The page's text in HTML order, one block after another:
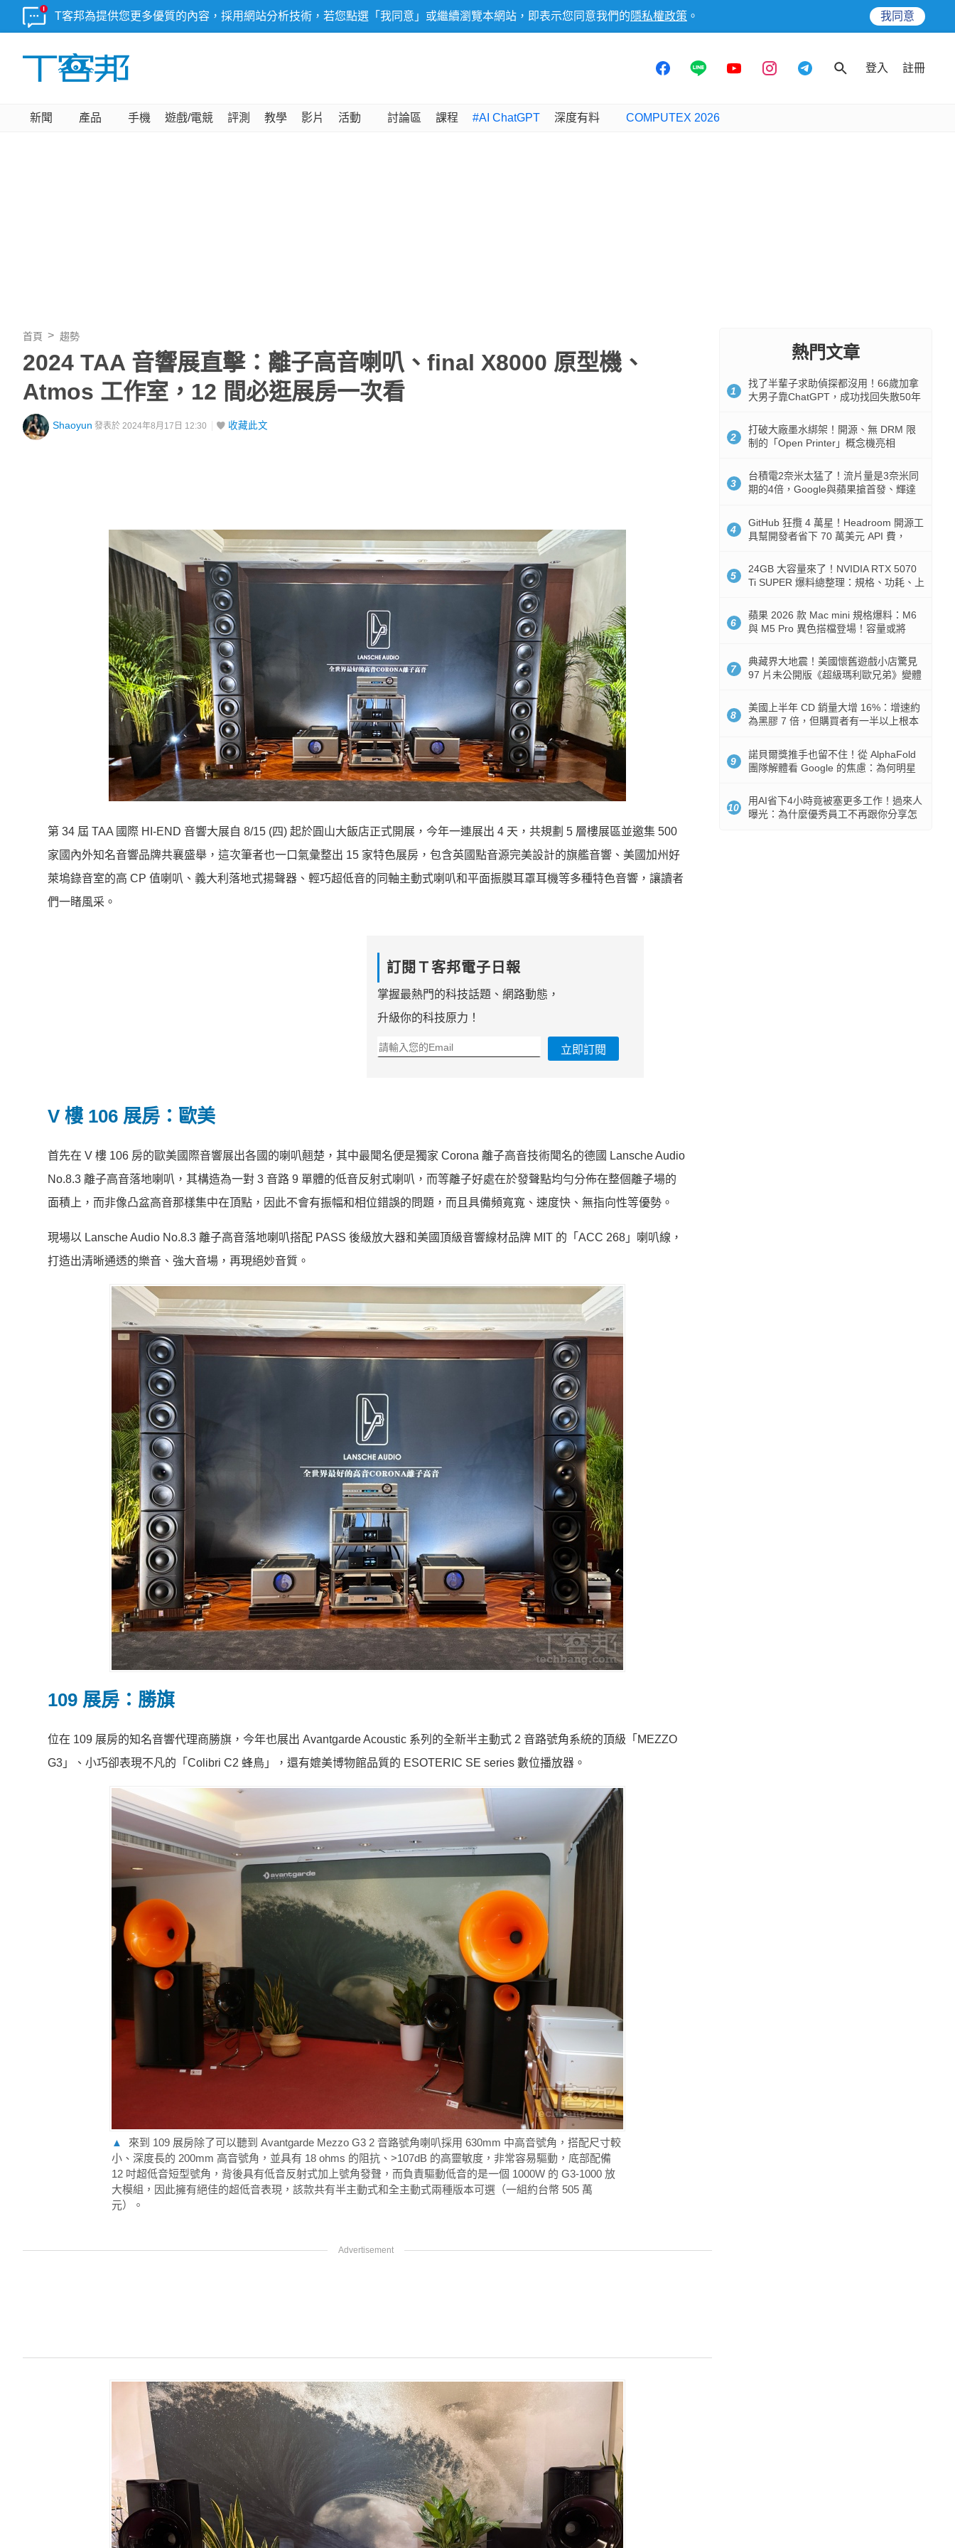
T客邦為提供您更多優質的內容，採用網站分析技術，若您點選「我同意」或繼續瀏覽本網站，即表示您同意我們的 隱私權政策 。 我同意
登入 註冊
新聞 產品 手機 遊戲/電競 評測 教學 影片 活動 討論區 課程 #AI ChatGPT 深度有料 COMPUTEX 2026
首頁 趨勢
2024 TAA 音響展直擊：離子高音喇叭、final X8000 原型機、
Atmos 工作室，12 間必逛展房一次看
Shaoyun 發表於 2024年8月17日 12:30 收藏此文
第 34 屆 TAA 國際 HI-END 音響大展自 8/15 (四) 起於圓山大飯店正式開展，今年一連展出 4 天，共規劃 5 層樓展區並邀集 500
家國內外知名音響品牌共襄盛舉，這次筆者也一口氣彙整出 15 家特色展房，包含英國點音源完美設計的旗艦音響、美國加州好
萊塢錄音室的高 CP 值喇叭、義大利落地式揚聲器、輕巧超低音的同軸主動式喇叭和平面振膜耳罩耳機等多種特色音響，讓讀者
們一睹風采。
訂閱Ｔ客邦電子日報
掌握最熱門的科技話題、網路動態，
升級你的科技原力！
立即訂閱
V 樓 106 展房：歐美
首先在 V 樓 106 房的歐美國際音響展出各國的喇叭翹楚，其中最聞名便是獨家 Corona 離子高音技術聞名的德國 Lansche Audio
No.8.3 離子高音落地喇叭，其構造為一對 3 音路 9 單體的低音反射式喇叭，而等離子好處在於發聲點均勻分佈在整個離子場的
面積上，而非像凸盆高音那樣集中在頂點，因此不會有振幅和相位錯誤的問題，而且具備頻寬寬、速度快、無指向性等優勢。
現場以 Lansche Audio No.8.3 離子高音落地喇叭搭配 PASS 後級放大器和美國頂級音響線材品牌 MIT 的「ACC 268」喇叭線，
打造出清晰通透的樂音、強大音場，再現絕妙音質。
109 展房：勝旗
位在 109 展房的知名音響代理商勝旗，今年也展出 Avantgarde Acoustic 系列的全新半主動式 2 音路號角系統的頂級「MEZZO
G3」、小巧卻表現不凡的「Colibri C2 蜂鳥」，還有媲美博物館品質的 ESOTERIC SE series 數位播放器。
▲
來到 109 展房除了可以聽到 Avantgarde Mezzo G3 2 音路號角喇叭採用 630mm 中高音號角，搭配尺寸較
小、深度長的 200mm 高音號角，並具有 18 ohms 的阻抗、>107dB 的高靈敏度，非常容易驅動，底部配備
12 吋超低音短型號角，背後具有低音反射式加上號角發聲，而負責驅動低音的是一個 1000W 的 G3-1000 放
大模組，因此擁有絕佳的超低音表現，該款共有半主動式和全主動式兩種版本可選（一組約台幣 505 萬
元）。
熱門文章
1
找了半輩子求助偵探都沒用！66歲加拿
大男子靠ChatGPT，成功找回失散50年
2
打破大廠墨水綁架！開源、無 DRM 限
制的「Open Printer」概念機亮相
3
台積電2奈米太猛了！流片量是3奈米同
期的4倍，Google與蘋果搶首發、輝達
4
GitHub 狂攬 4 萬星！Headroom 開源工
具幫開發者省下 70 萬美元 API 費，
5
24GB 大容量來了！NVIDIA RTX 5070
Ti SUPER 爆料總整理：規格、功耗、上
6
蘋果 2026 款 Mac mini 規格爆料：M6
與 M5 Pro 異色搭檔登場！容量或將
7
典藏界大地震！美國懷舊遊戲小店驚見
97 片未公開版《超級瑪利歐兄弟》變體
8
美國上半年 CD 銷量大增 16%：增速約
為黑膠 7 倍，但購買者有一半以上根本
9
諾貝爾獎推手也留不住！從 AlphaFold
團隊解體看 Google 的焦慮：為何明星
10
用AI省下4小時竟被塞更多工作！過來人
曝光：為什麼優秀員工不再跟你分享怎